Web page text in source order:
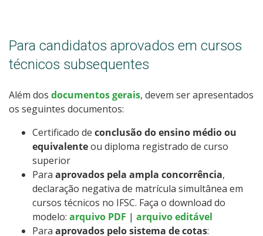
Para candidatos aprovados em cursos
técnicos subsequentes
Além dos documentos gerais, devem ser apresentados
os seguintes documentos:
Certificado de conclusão do ensino médio ou
equivalenteou diploma registrado de curso
superior
Para aprovados pela ampla concorrência,
declaração negativa de matrícula simultânea em
cursos técnicos no IFSC. Faça o download do
modelo: arquivo PDF | arquivo editável
Para aprovados pelo sistema de cotas: